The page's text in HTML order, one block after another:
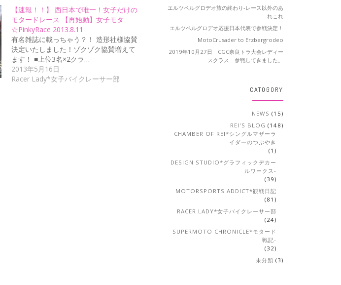
【速報！！】 西日本で唯一！女子だけの
モタードレース 【再始動】女子モタ
☆PinkyRace 2013.8.11
有名雑誌に載っちゃう？！ 造形社様協賛
決定いたしました！ゾクゾク協賛増えて
ます！ ■上位3名×2クラ…
2013年5月16日
Racer Lady*女子バイクレーサー部
エルツベルグロデオ旅の終わり-レース以外のあ
れこれ
エルツベルグロデオ応援日本代表で参戦決定！
MotoCrusader to Erzbergrodeo
2019年10月27日 CGC奈良トラ大会レディー
スクラス 参戦してきました。
CATOGORY
NEWS (15)
REI'S BLOG (148)
CHAMBER OF REI*シングルマザーラ
イダーのつぶやき
(1)
DESIGN STUDIO*グラフィックデカー
ルワークス-
(39)
MOTORSPORTS ADDICT*観戦日記
(81)
RACER LADY*女子バイクレーサー部
(24)
SUPERMOTO CHRONICLE*モタード
戦記-
(32)
未分類 (3)